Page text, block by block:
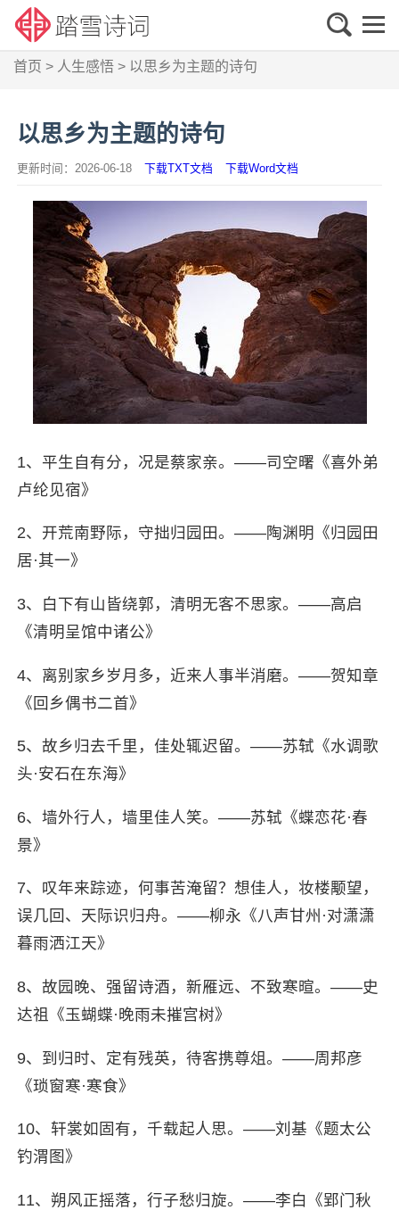
首页 > 人生感悟 > 以思乡为主题的诗句
以思乡为主题的诗句
更新时间：2026-06-18 下载TXT文档 下载Word文档
1、平生自有分，况是蔡家亲。——司空曙《喜外弟
卢纶见宿》
2、开荒南野际，守拙归园田。——陶渊明《归园田
居·其一》
3、白下有山皆绕郭，清明无客不思家。——高启
《清明呈馆中诸公》
4、离别家乡岁月多，近来人事半消磨。——贺知章
《回乡偶书二首》
5、故乡归去千里，佳处辄迟留。——苏轼《水调歌
头·安石在东海》
6、墙外行人，墙里佳人笑。——苏轼《蝶恋花·春
景》
7、叹年来踪迹，何事苦淹留？想佳人，妆楼颙望，
误几回、天际识归舟。——柳永《八声甘州·对潇潇
暮雨洒江天》
8、故园晚、强留诗酒，新雁远、不致寒暄。——史
达祖《玉蝴蝶·晚雨未摧宫树》
9、到归时、定有残英，待客携尊俎。——周邦彦
《琐窗寒·寒食》
10、轩裳如固有，千载起人思。——刘基《题太公
钓渭图》
11、朔风正摇落，行子愁归旋。——李白《郢门秋